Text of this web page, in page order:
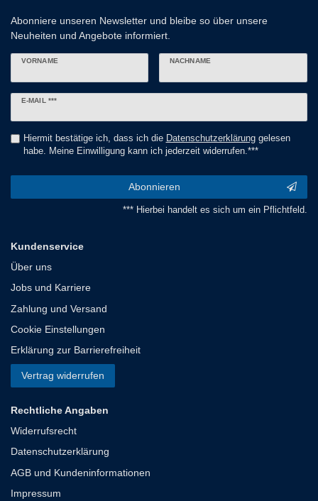
Abonniere unseren Newsletter und bleibe so über unsere
Neuheiten und Angebote informiert.
VORNAME NACHNAME
E-MAIL ***
Newsletter
Hiermit bestätige ich, dass ich die Daten­schutz­erklärunggelesen
habe. Meine Einwilligung kann ich jederzeit widerrufen.***
Abonnieren
*** Hierbei handelt es sich um ein Pflichtfeld.
Kundenservice
Über uns
Jobs und Karriere
Zahlung und Versand
Cookie Einstellungen
Erklärung zur Barrierefreiheit
Vertrag widerrufen
Rechtliche Angaben
Widerrufsrecht
Datenschutzerklärung
AGB und Kundeninformationen
Impressum